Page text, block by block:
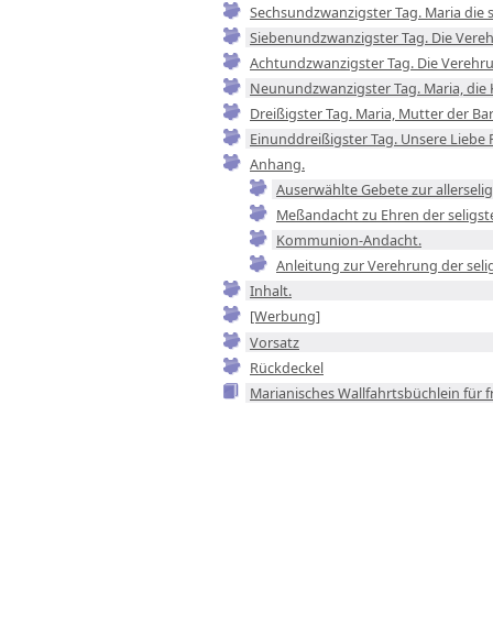
Sechsundzwanzigster Tag. Maria die
Siebenundzwanzigster Tag. Die
Achtundzwanzigster Tag. Die
Neunundzwanzigster Tag. Maria, die
Dreißigster Tag. Maria, Mutter der
Einunddreißigster Tag. Unsere
Anhang.
Auserwählte Gebete zur
Meßandacht zu Ehren der
Kommunion-Andacht.
Anleitung zur Verehrung der
Inhalt.
[Werbung]
Vorsatz
Rückdeckel
Marianisches Wallfahrtsbüchlein für